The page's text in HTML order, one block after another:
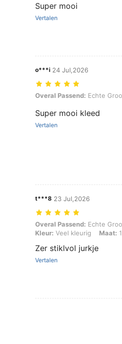
Super mooi
Vertalen
o***i 24 Jul,2026
Overal Passend: Echte Grootte,
Overal Passend: Echte
Super mooi kleed
Vertalen
t***8 23 Jul,2026
Overal Passend: Echte
Overal Passend: Echte
Kleur: Veel kleurig Maat:
Zer stiklvol jurkje
Vertalen